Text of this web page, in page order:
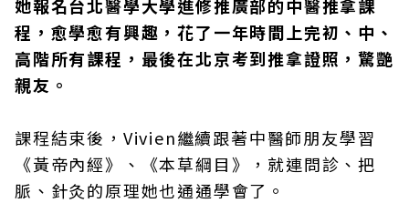
她報名台北醫學大學進修推廣部的中醫推拿課
程，愈學愈有興趣，花了一年時間上完初、中、
高階所有課程，最後在北京考到推拿證照，驚艷
親友。
課程結束後，Vivien繼續跟著中醫師朋友學習
《黃帝內經》、《本草綱目》，就連問診、把
脈、針灸的原理她也通通學會了。